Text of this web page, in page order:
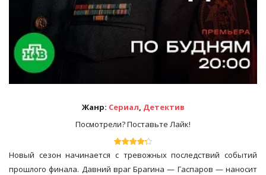
Жанр: Сериал, Детектив
Посмотрели? Поставьте Лайк!
Новый сезон начинается с тревожных последствий событий
прошлого финала. Давний враг Брагина — Гаспаров — наносит